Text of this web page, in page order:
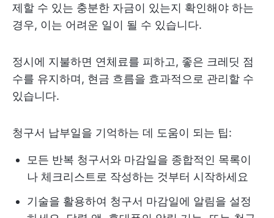
제할 수 있는 충분한 자금이 있는지 확인해야 하는
경우, 이는 어려운 일이 될 수 있습니다.
정시에 지불하면 연체료를 피하고, 좋은 크레딧 점
수를 유지하며, 현금 흐름을 효과적으로 관리할 수
있습니다.
청구서 납부일을 기억하는 데 도움이 되는 팁:
모든 반복 청구서와 마감일을 종합적인 목록이
나 체크리스트로 작성하는 것부터 시작하세요
기술을 활용하여 청구서 마감일에 알림을 설정